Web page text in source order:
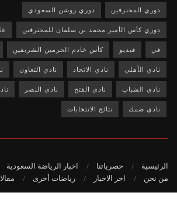
دوري المحترفين دوري روشن السعودي
دوري كأس الأمير محمد بن سلمان للمحترفين
في فيديو كأس خادم الحرمين الشريفين
نادي الأهلي نادي الاتحاد نادي التعاون
نادي الشباب نادي الفتح نادي النصر
نادي ضمك نتائج الانتخابات
الرئيسية حصرياتنا اخبار الرياضة السعودية
من نحن
اخر الاخبار رياضات أخرى